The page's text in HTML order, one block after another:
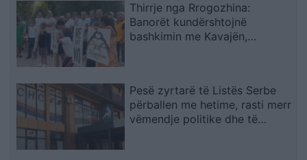
Thirrje nga Rrogozhina:
Banorët kundërshtojnë
bashkimin me Kavajën,
Pesë zyrtarë të Listës Serbe
përballen me hetime, rasti merr
vëmendje politike dhe të